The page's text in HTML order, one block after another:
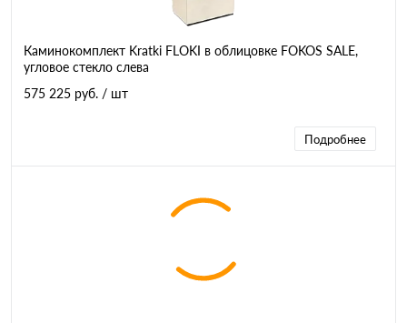
Каминокомплект Kratki FLOKI в облицовке FOKOS SALE,
угловое стекло слева
575 225 руб. / шт
Подробнее